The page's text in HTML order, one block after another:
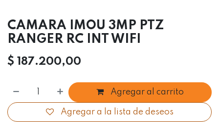
CAMARA IMOU 3MP PTZ
RANGER RC INT WIFI
$ 187.200,00
Agregar al carrito
Agregar a la lista de deseos